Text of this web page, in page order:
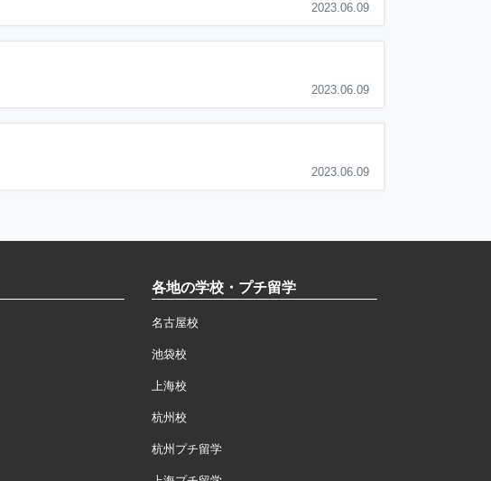
2023.06.09
2023.06.09
2023.06.09
各地の学校・プチ留学
名古屋校
池袋校
上海校
杭州校
杭州プチ留学